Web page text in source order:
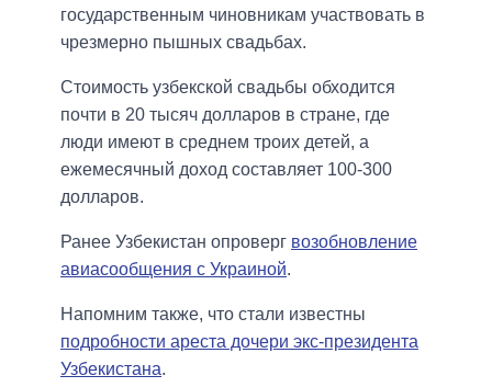
государственным чиновникам участвовать в
чрезмерно пышных свадьбах.
Стоимость узбекской свадьбы обходится
почти в 20 тысяч долларов в стране, где
люди имеют в среднем троих детей, а
ежемесячный доход составляет 100-300
долларов.
Ранее Узбекистан опроверг возобновление
авиасообщения с Украиной.
Напомним также, что стали известны
подробности ареста дочери экс-президента
Узбекистана.